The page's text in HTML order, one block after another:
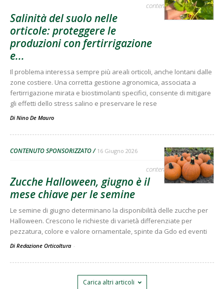
contenuto sponsorizzato
Salinità del suolo nelle
orticole: proteggere le
produzioni con fertirrigazione
e...
Il problema interessa sempre più areali orticoli, anche lontani dalle
zone costiere. Una corretta gestione agronomica, associata a
fertirrigazione mirata e biostimolanti specifici, consente di mitigare
gli effetti dello stress salino e preservare le rese
Di Nino De Mauro
CONTENUTO SPONSORIZZATO 16 Giugno 2026
contenuto sponsorizzato
Zucche Halloween, giugno è il
mese chiave per le semine
Le semine di giugno determinano la disponibilità delle zucche per
Halloween. Crescono le richieste di varietà differenziate per
pezzatura, colore e valore ornamentale, spinte da Gdo ed eventi
Di Redazione Orticoltura -
Carica altri articoli